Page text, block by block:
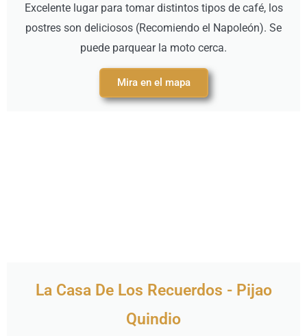
Excelente lugar para tomar distintos tipos de café, los
postres son deliciosos (Recomiendo el Napoleón). Se
puede parquear la moto cerca.
Mira en el mapa
La Casa De Los Recuerdos - Pijao
Quindio